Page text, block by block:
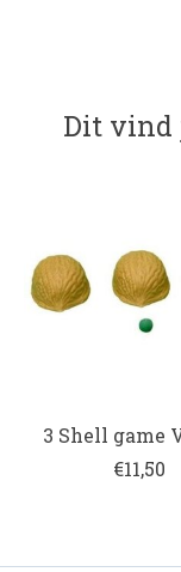
Dit vind
Items van
3 Shell game
€11,50